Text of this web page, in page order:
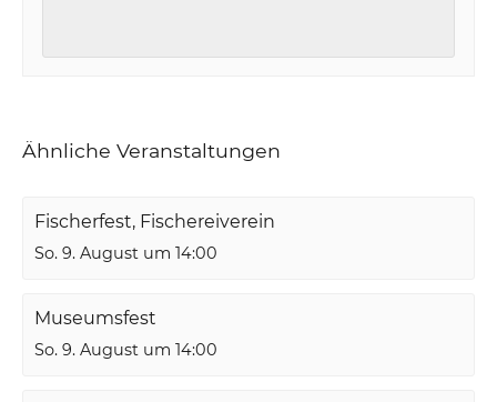
Ähnliche Veranstaltungen
Fischerfest, Fischereiverein
So. 9. August um 14:00
Museumsfest
So. 9. August um 14:00